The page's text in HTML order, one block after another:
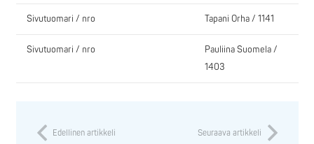
Sivutuomari / nro Tapani Orha / 1141
Sivutuomari / nro
Pauliina Suomela /
1403
Edellinen artikkeli Seuraava artikkeli